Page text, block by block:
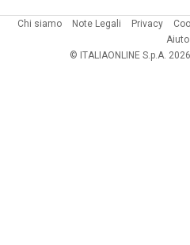
Chi siamo Note Legali Privacy
Aiuto
© ITALIAONLINE S.p.A.